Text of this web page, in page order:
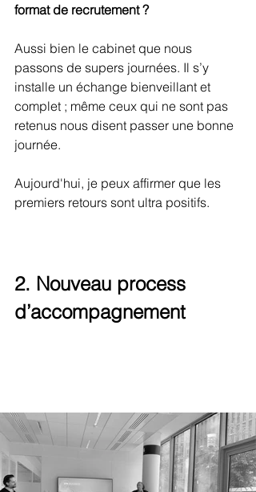
format de recrutement ?
Aussi bien le cabinet que nous
passons de supers journées. Il s’y
installe un échange bienveillant et
complet ; même ceux qui ne sont pas
retenus nous disent passer une bonne
journée.
Aujourd'hui, je peux affirmer que les
premiers retours sont ultra positifs.
2. Nouveau process
d’accompagnement